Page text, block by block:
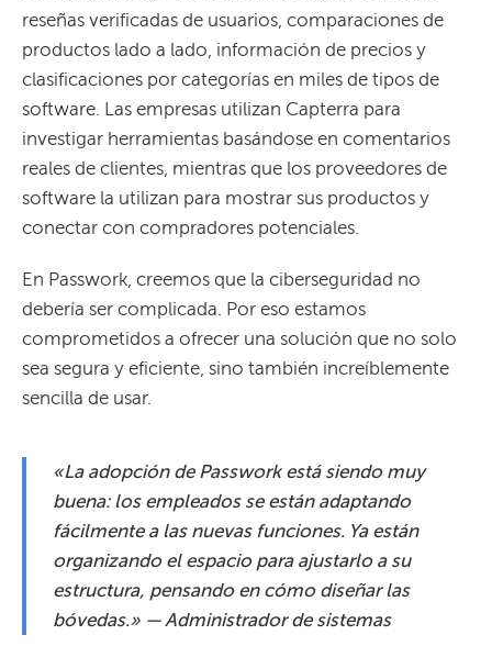
reseñas verificadas de usuarios, comparaciones de
productos lado a lado, información de precios y
clasificaciones por categorías en miles de tipos de
software. Las empresas utilizan Capterra para
investigar herramientas basándose en comentarios
reales de clientes, mientras que los proveedores de
software la utilizan para mostrar sus productos y
conectar con compradores potenciales.
En Passwork, creemos que la ciberseguridad no
debería ser complicada. Por eso estamos
comprometidos a ofrecer una solución que no solo
sea segura y eficiente, sino también increíblemente
sencilla de usar.
«La adopción de Passwork está siendo muy
buena: los empleados se están adaptando
fácilmente a las nuevas funciones. Ya están
organizando el espacio para ajustarlo a su
estructura, pensando en cómo diseñar las
bóvedas.» — Administrador de sistemas